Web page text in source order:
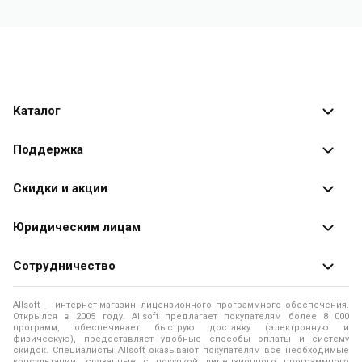
Каталог
Каталог программ
Поддержка
Оплата заказов
Доставка заказа
Помощь
Правила продажи
Политика использования файлов Cookie
Скидки и акции
Специальные
Юридическим лицам
Продажа программ юридическим лицам
О лицензировании программного обеспечения
Программы для компьютера
Контакты
Сотрудничество
О магазине
Адреса и телефоны
Новости
Allsoft — интернет-магазин лицензионного программного обеспечения.
Открылся в 2005 году. Allsoft предлагает покупателям более 8 000
программ, обеспечивает быструю доставку (электронную и
физическую), предоставляет удобные способы оплаты и систему
скидок. Специалисты Allsoft оказывают покупателям все необходимые